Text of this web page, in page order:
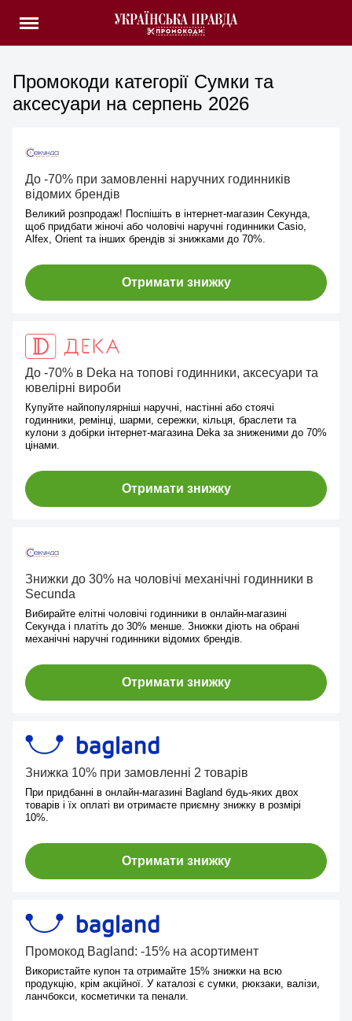
Промокоди категорії Сумки та
аксесуари на серпень 2026
До -70% при замовленні наручних годинників
відомих брендів
Великий розпродаж! Поспішіть в інтернет-магазин Секунда,
щоб придбати жіночі або чоловічі наручні годинники Casio,
Alfex, Orient та інших брендів зі знижками до 70%.
Отримати знижку
До -70% в Deka на топові годинники, аксесуари та
ювелірні вироби
Купуйте найпопулярніші наручні, настінні або стоячі
годинники, ремінці, шарми, сережки, кільця, браслети та
кулони з добірки інтернет-магазина Deka за зниженими до 70%
цінами.
Отримати знижку
Знижки до 30% на чоловічі механічні годинники в
Secunda
Вибирайте елітні чоловічі годинники в онлайн-магазині
Секунда і платіть до 30% менше. Знижки діють на обрані
механічні наручні годинники відомих брендів.
Отримати знижку
Знижка 10% при замовленні 2 товарів
При придбанні в онлайн-магазині Bagland будь-яких двох
товарів і їх оплаті ви отримаєте приємну знижку в розмірі
10%.
Отримати знижку
Промокод Bagland: -15% на асортимент
Використайте купон та отримайте 15% знижки на всю
продукцію, крім акційної. У каталозі є сумки, рюкзаки, валізи,
ланчбокси, косметички та пенали.